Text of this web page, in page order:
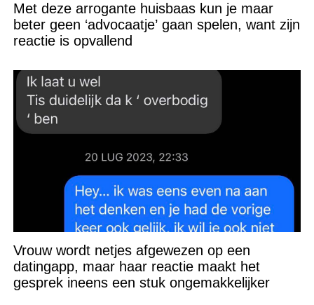
Met deze arrogante huisbaas kun je maar
beter geen ‘advocaatje’ gaan spelen, want zijn
reactie is opvallend
Vrouw wordt netjes afgewezen op een
datingapp, maar haar reactie maakt het
gesprek ineens een stuk ongemakkelijker